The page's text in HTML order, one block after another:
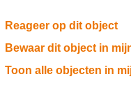
Reageer op dit object
Bewaar dit object in
Toon alle objecten in